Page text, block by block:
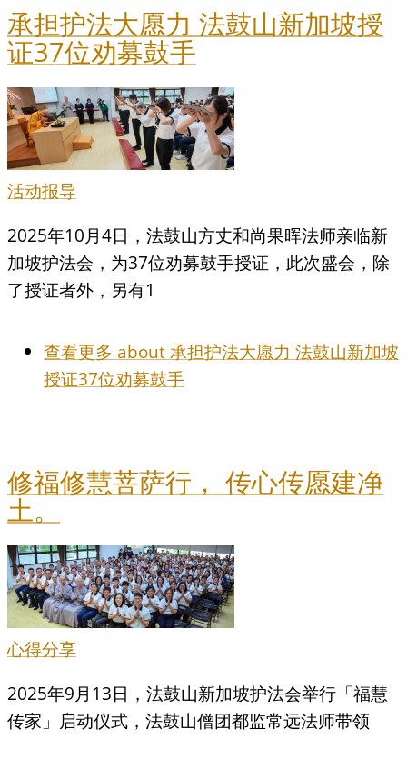
承担护法大愿力 法鼓山新加坡授
证37位劝募鼓手
活动报导
2025年10月4日，法鼓山方丈和尚果晖法师亲临新
加坡护法会，为37位劝募鼓手授证，此次盛会，除
了授证者外，另有1
查看更多 about 承担护法大愿力 法鼓山新加坡
授证37位劝募鼓手
修福修慧菩萨行， 传心传愿建净
土。
心得分享
2025年9月13日，法鼓山新加坡护法会举行「福慧
传家」启动仪式，法鼓山僧团都监常远法师带领